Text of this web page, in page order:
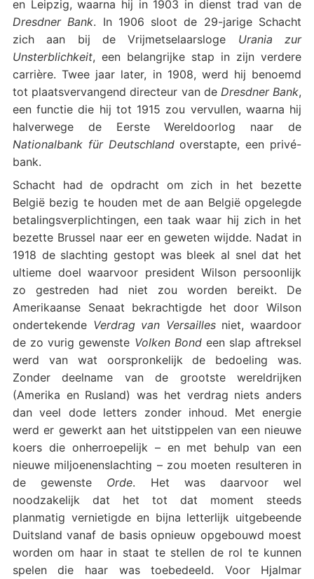
en Leipzig, waarna hij in 1903 in dienst trad van de
Dresdner Bank. In 1906 sloot de 29-jarige Schacht
zich aan bij de Vrijmetselaarsloge Urania zur
Unsterblichkeit, een belangrijke stap in zijn verdere
carrière. Twee jaar later, in 1908, werd hij benoemd
tot plaatsvervangend directeur van de Dresdner Bank,
een functie die hij tot 1915 zou vervullen, waarna hij
halverwege de Eerste Wereldoorlog naar de
Nationalbank für Deutschlandoverstapte, een privé-
bank.
Schacht had de opdracht om zich in het bezette
België bezig te houden met de aan België opgelegde
betalingsverplichtingen, een taak waar hij zich in het
bezette Brussel naar eer en geweten wijdde. Nadat in
1918 de slachting gestopt was bleek al snel dat het
ultieme doel waarvoor president Wilson persoonlijk
zo gestreden had niet zou worden bereikt. De
Amerikaanse Senaat bekrachtigde het door Wilson
ondertekende Verdrag van Versaillesniet, waardoor
de zo vurig gewenste Volken Bondeen slap aftreksel
werd van wat oorspronkelijk de bedoeling was.
Zonder deelname van de grootste wereldrijken
(Amerika en Rusland) was het verdrag niets anders
dan veel dode letters zonder inhoud. Met energie
werd er gewerkt aan het uitstippelen van een nieuwe
koers die onherroepelijk – en met behulp van een
nieuwe miljoenenslachting – zou moeten resulteren in
de gewenste Orde. Het was daarvoor wel
noodzakelijk dat het tot dat moment steeds
planmatig vernietigde en bijna letterlijk uitgebeende
Duitsland vanaf de basis opnieuw opgebouwd moest
worden om haar in staat te stellen de rol te kunnen
spelen die haar was toebedeeld. Voor Hjalmar